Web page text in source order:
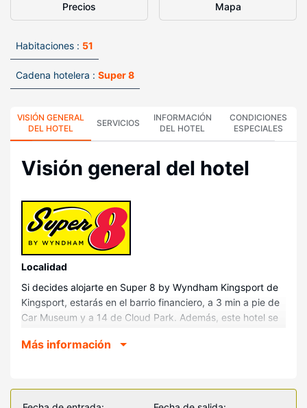
Precios Mapa
Habitaciones : 51
Cadena hotelera : Super 8
VISIÓN GENERAL
DEL HOTEL
SERVICIOS
INFORMACIÓN
DEL HOTEL
CONDICIONES
ESPECIALES
Visión general del hotel
Localidad
Si decides alojarte en Super 8 by Wyndham Kingsport de
Kingsport, estarás en el barrio financiero, a 3 min a pie de
Car Museum y a 14 de Cloud Park. Además, este hotel se
de Kingsport Fine Arts Center.
Te sentirás como en tu propia casa en cualquiera de las 51
habitaciones con frigorífico y microondas. La conexión wifi
Más información